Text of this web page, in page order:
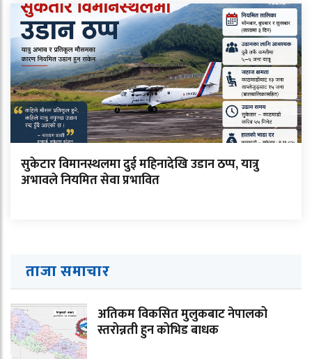
सुकेटार विमानस्थलमा दुई महिनादेखि उडान ठप्प, यात्रु
अभावले नियमित सेवा प्रभावित
ताजा समाचार
अतिकम विकसित मुलुकबाट नेपालको
स्तरोन्नती हुन कोभिड बाधक